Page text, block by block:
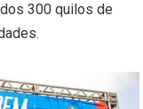
300 quilos de